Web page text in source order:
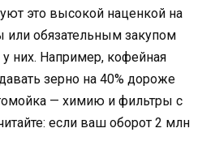
это высокой наценкой на
или обязательным закупом
них. Например, кофейная
зерно на 40% дороже
— химию и фильтры с
если ваш оборот 2 млн